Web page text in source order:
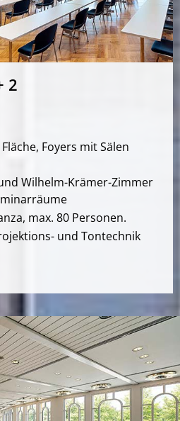
2
Foyers mit Sälen
Wilhelm-Krämer-Zimmer
max. 80 Personen.
und Tontechnik